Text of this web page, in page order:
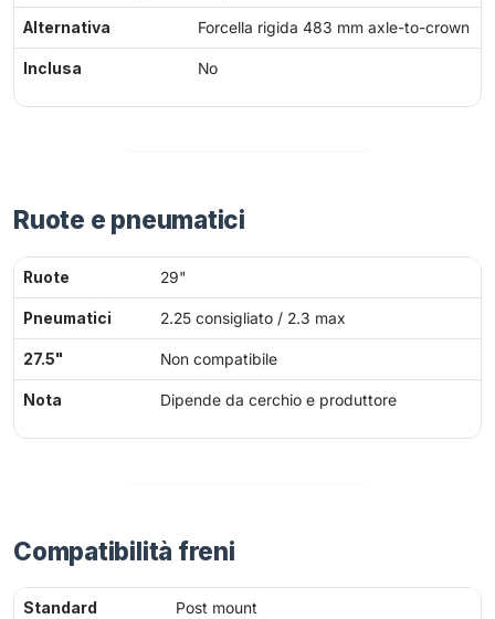
Alternativa Forcella rigida 483 mm axle-to-crown
Inclusa No
Ruote e pneumatici
Ruote 29"
Pneumatici 2.25 consigliato / 2.3 max
27.5" Non compatibile
Nota Dipende da cerchio e produttore
Compatibilità freni
Standard Post mount